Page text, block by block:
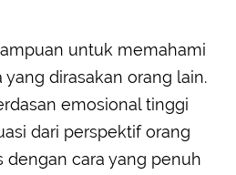
untuk memahami
dirasakan orang lain.
emosional tinggi
dari perspektif orang
dengan cara yang penuh